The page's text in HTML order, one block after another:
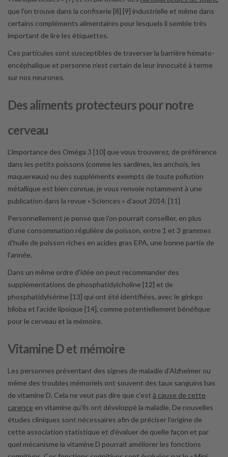
que l’on trouve dans la confiserie [8] [9] industrielle et même dans
certains compléments alimentaires pour lesquels il semble très
important de lire les étiquettes.
Ces particules sont susceptibles de traverser la barrière hémato-
encéphalique et personne n’est certain de leur innocuité à terme
sur nos neurones.
Des aliments protecteurs pour notre
cerveau
L’importance des Oméga 3 [10] que vous trouverez, de préférence
dans les petits poissons (comme les sardines, les anchois, les
maquereaux) ou des suppléments exempts de toute pollution
métallique est bien connue, je vous renvoie notamment à une
publication dans la revue « Sciences » d’aout 2014. [11]
Personnellement je pense que l’on pourrait conseiller, en plus
d’une consommation régulière de poisson, entre 1 et 3 grammes
d’huile de poisson riches en acides gras EPA, une bonne partie de
l’année.
Dans un même ordre d’idée on peut recommander des
supplémentations de phosphatidylcholine [12] et de
phosphatidylsérine [13] qui ont été identifiées, avec le ginkgo
biloba et l’acide lipoïque [14], comme potentiellement bénéfique
pour le cerveau et la mémoire.
Vitamine D et mémoire
Les personnes présentant des signes de maladie d’Alzheimer ou
même des troubles mémoriels ont souvent des taux sanguins bas
de vitamine D. Cela ne veut pas dire que c’est à cause de cette
carence en vitamine qu’ils ont développé la maladie. De nouvelles
études cliniques sont nécessaires afin de préciser l’origine de
cette association statistique et d’évaluer de quelle façon et par
quel mécanisme la vitamine D pourrait améliorer les fonctions